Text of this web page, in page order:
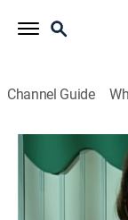
Channel Guide
La familia P.
S1 E10 |